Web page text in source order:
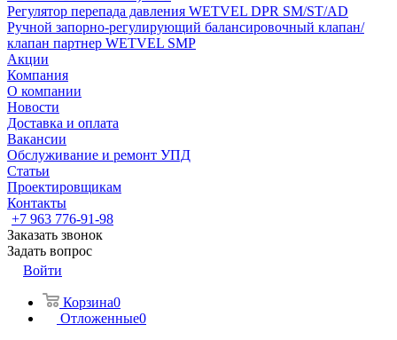
Регулятор перепада давления WETVEL DPR SM/ST/AD
Ручной запорно-регулирующий балансировочный клапан/
клапан партнер WETVEL SMP
Акции
Компания
О компании
Новости
Доставка и оплата
Вакансии
Обслуживание и ремонт УПД
Статьи
Проектировщикам
Контакты
+7 963 776-91-98
Заказать звонок
Задать вопрос
Войти
Корзина0
Отложенные0